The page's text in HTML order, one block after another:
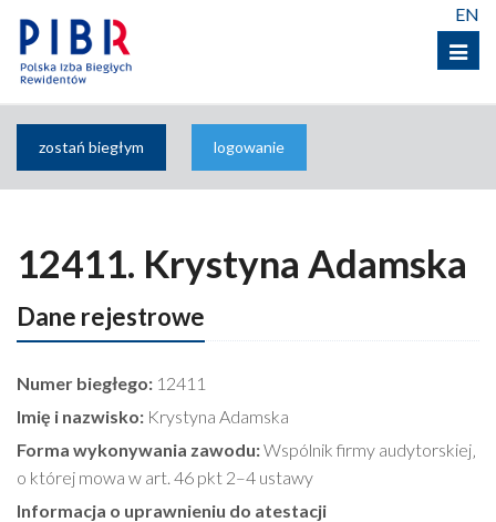
Menu
EN
zostań biegłym logowanie
12411. Krystyna Adamska
Dane rejestrowe
Numer biegłego: 12411
Imię i nazwisko: Krystyna Adamska
Forma wykonywania zawodu:Wspólnik firmy audytorskiej‚
o której mowa w art. 46 pkt 2–4 ustawy
Informacja o uprawnieniu do atestacji